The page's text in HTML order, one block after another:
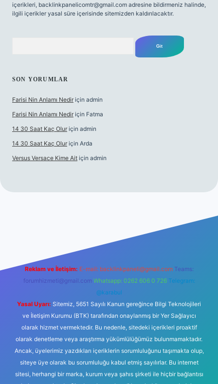
içerikleri, backlinkpanelicomtr@gmail.com adresine bildirmeniz halinde,
ilgili içerikler yasal süre içerisinde sitemizden kaldırılacaktır.
SON YORUMLAR
Farisi Nin Anlamı Nedir için admin
Farisi Nin Anlamı Nedir için Fatma
14 30 Saat Kaç Olur için admin
14 30 Saat Kaç Olur için Arda
Versus Versace Kime Ait için admin
Reklam ve İletişim: E-mail: backlinkpaneli@gmail.com Teams:
forumhizmeti@gmail.com Whatsapp: 0262 606 0 726 Telegram:
@karabul
Yasal Uyarı: Sitemiz, 5651 Sayılı Kanun gereğince Bilgi Teknolojileri
ve İletişim Kurumu (BTK) tarafından onaylanmış bir Yer Sağlayıcı
olarak hizmet vermektedir. Bu nedenle, sitedeki içerikleri proaktif
olarak denetleme veya araştırma yükümlülüğümüz bulunmamaktadır.
Ancak, üyelerimiz yazdıkları içeriklerin sorumluluğunu taşımakta olup,
siteye üye olarak bu sorumluluğu kabul etmiş sayılırlar. Bu internet
sitesi, herhangi bir marka, kurum veya şahıs şirketi ile hiçbir bağlantısı